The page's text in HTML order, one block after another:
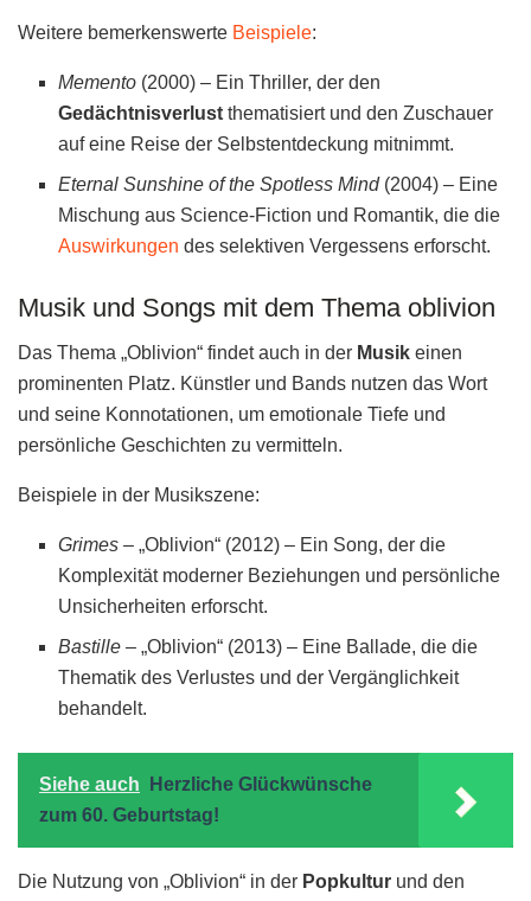
Weitere bemerkenswerte Beispiele:
Memento (2000) – Ein Thriller, der den
Gedächtnisverlust thematisiert und den Zuschauer
auf eine Reise der Selbstentdeckung mitnimmt.
Eternal Sunshine of the Spotless Mind(2004) – Eine
Mischung aus Science-Fiction und Romantik, die die
Auswirkungen des selektiven Vergessens erforscht.
Musik und Songs mit dem Thema oblivion
Das Thema „Oblivion“ findet auch in der Musik einen
prominenten Platz. Künstler und Bands nutzen das Wort
und seine Konnotationen, um emotionale Tiefe und
persönliche Geschichten zu vermitteln.
Beispiele in der Musikszene:
Grimes – „Oblivion“ (2012) – Ein Song, der die
Komplexität moderner Beziehungen und persönliche
Unsicherheiten erforscht.
Bastille – „Oblivion“ (2013) – Eine Ballade, die die
Thematik des Verlustes und der Vergänglichkeit
behandelt.
Siehe auch
Herzliche Glückwünsche
zum 60. Geburtstag!
Die Nutzung von „Oblivion“ in der Popkultur und den